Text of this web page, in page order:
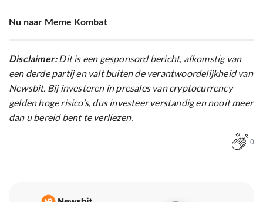
Nu naar Meme Kombat
Disclaimer:Dit is een gesponsord bericht, afkomstig van
een derde partij en valt buiten de verantwoordelijkheid van
Newsbit. Bij investeren in presales van cryptocurrency
gelden hoge risico’s, dus investeer verstandig en nooit meer
dan u bereid bent te verliezen.
0